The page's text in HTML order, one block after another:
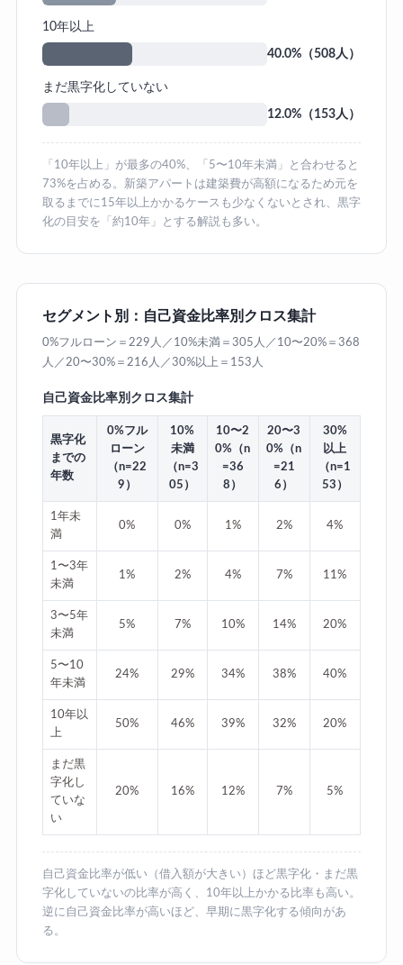
10年以上
40.0%（508人）
まだ黒字化していない
12.0%（153人）
「10年以上」が最多の40%、「5〜10年未満」と合わせると
73%を占める。新築アパートは建築費が高額になるため元を
取るまでに15年以上かかるケースも少なくないとされ、黒字
化の目安を「約10年」とする解説も多い。
セグメント別：自己資金比率別クロス集計
0%フルローン＝229人／10%未満＝305人／10〜20%＝368
人／20〜30%＝216人／30%以上＝153人
自己資金比率別クロス集計
黒字化
までの
年数
0%フル
ローン
（n=22
9）
10%
未満
（n=3
05）
10〜2
0%（n
=36
8）
20〜3
0%（n
=21
6）
30%
以上
（n=1
53）
1年未
満
0% 0% 1% 2% 4%
1〜3年
未満
1% 2% 4% 7% 11%
3〜5年
未満
5% 7% 10% 14% 20%
5〜10
年未満
24% 29% 34% 38% 40%
10年以
上
50% 46% 39% 32% 20%
まだ黒
字化し
ていな
い
20% 16% 12% 7% 5%
自己資金比率が低い（借入額が大きい）ほど黒字化・まだ黒
字化していないの比率が高く、10年以上かかる比率も高い。
逆に自己資金比率が高いほど、早期に黒字化する傾向があ
る。